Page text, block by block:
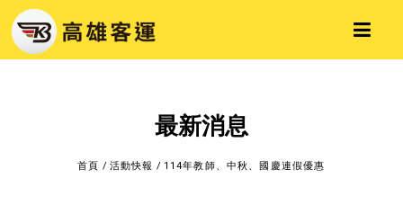
最新消息
首頁 / 活動快報 / 114年教師、中秋、國慶連假優惠